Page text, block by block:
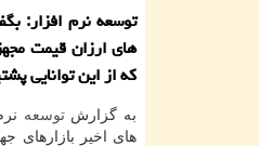
توسعه نرم افزار:
كه از این توانایی
به گزارشتوسعه
های اخیر بازارهای